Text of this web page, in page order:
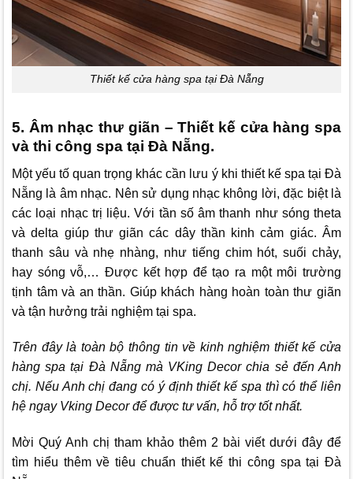
Thiết kế cửa hàng spa tại Đà Nẵng
5. Âm nhạc thư giãn – Thiết kế cửa hàng spa
và thi công spa tại Đà Nẵng.
Một yếu tố quan trọng khác cần lưu ý khi thiết kế spa tại Đà
Nẵng là âm nhạc. Nên sử dụng nhạc không lời, đặc biệt là
các loại nhạc trị liệu. Với tần số âm thanh như sóng theta
và delta giúp thư giãn các dây thần kinh cảm giác. Âm
thanh sâu và nhẹ nhàng, như tiếng chim hót, suối chảy,
hay sóng vỗ,… Được kết hợp để tạo ra một môi trường
tịnh tâm và an thần. Giúp khách hàng hoàn toàn thư giãn
và tận hưởng trải nghiệm tại spa.
Trên đây là toàn bộ thông tin về kinh nghiệm thiết kế cửa
hàng spa tại Đà Nẵng mà VKing Decorchia sẻ đến Anh
chị. Nếu Anh chị đang có ý định thiết kế spa thì có thể liên
hệ ngay Vking Decorđể được tư vấn, hỗ trợ tốt nhất.
Mời Quý Anh chị tham khảo thêm 2 bài viết dưới đây để
tìm hiểu thêm về tiêu chuẩn thiết kế thi công spa tại Đà